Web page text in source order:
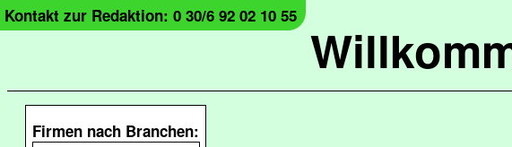
Kontakt zur Redaktion: 0 30/6 92 02 10 55
Firmen nach Branchen: